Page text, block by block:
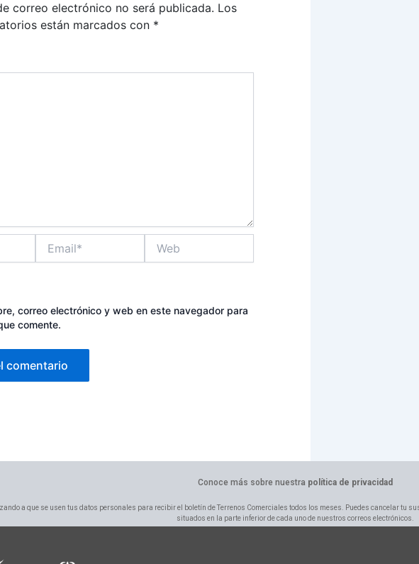
correo electrónico no será publicada. Los
están marcados con *
correo electrónico y web en este navegador para
comente.
Conoce más sobre nuestra política de privacidad
a que se usen tus datos personales para recibir el boletín de Terrenos Comerciales todos los meses. Puedes cancelar tu
situados en la parte inferior de cada uno de nuestros correos electrónicos.